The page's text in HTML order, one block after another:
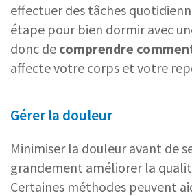
effectuer des tâches
étape pour bien dormir avec
donc de comprendre
affecte votre corps et votre
Gérer la douleur
Minimiser la douleur avant de
grandement améliorer la
Certaines méthodes peuvent